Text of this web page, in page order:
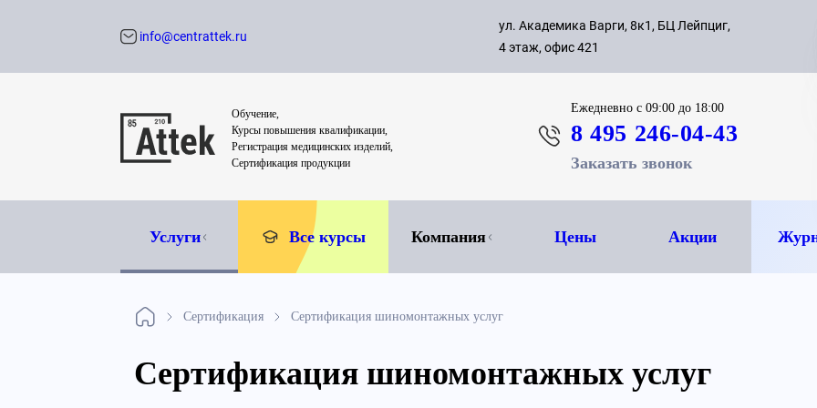
с 09:00
8 495
info@centrattek.ru
ул. Академика Варги, 8к1, БЦ Лейпциг,
4 этаж, офис 421
Обучение,
Курсы повышения квалификации,
Регистрация медицинских изделий,
Сертификация продукции
Ежедневнос 09:00 до 18:00
8 495 246-04-43
Заказать звонок
Услуги Все курсы Компания Цены Акции
Сертификация Сертификация шиномонтажных услуг
Сертификация шиномонтажных услуг